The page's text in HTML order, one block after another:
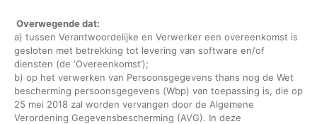
Overwegende dat:
a) tussen Verantwoordelijke en Verwerker een overeenkomst is
gesloten met betrekking tot levering van software en/of
diensten (de ‘Overeenkomst’);
b) op het verwerken van Persoonsgegevens thans nog de Wet
bescherming persoonsgegevens (Wbp) van toepassing is, die op
25 mei 2018 zal worden vervangen door de Algemene
Verordening Gegevensbescherming (AVG). In deze